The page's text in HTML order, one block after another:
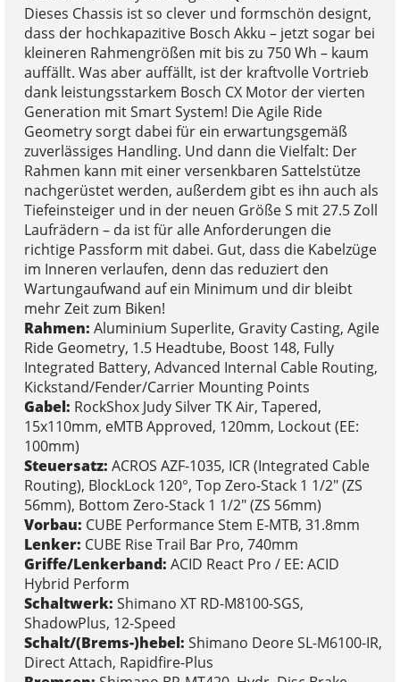
Dieses Chassis ist so clever und formschön designt,
dass der hochkapazitive Bosch Akku – jetzt sogar bei
kleineren Rahmengrößen mit bis zu 750 Wh – kaum
auffällt. Was aber auffällt, ist der kraftvolle Vortrieb
dank leistungsstarkem Bosch CX Motor der vierten
Generation mit Smart System! Die Agile Ride
Geometry sorgt dabei für ein erwartungsgemäß
zuverlässiges Handling. Und dann die Vielfalt: Der
Rahmen kann mit einer versenkbaren Sattelstütze
nachgerüstet werden, außerdem gibt es ihn auch als
Tiefeinsteiger und in der neuen Größe S mit 27.5 Zoll
Laufrädern – da ist für alle Anforderungen die
richtige Passform mit dabei. Gut, dass die Kabelzüge
im Inneren verlaufen, denn das reduziert den
Wartungaufwand auf ein Minimum und dir bleibt
mehr Zeit zum Biken!
Rahmen: Aluminium Superlite, Gravity Casting, Agile
Ride Geometry, 1.5 Headtube, Boost 148, Fully
Integrated Battery, Advanced Internal Cable Routing,
Kickstand/Fender/Carrier Mounting Points
Gabel: RockShox Judy Silver TK Air, Tapered,
15x110mm, eMTB Approved, 120mm, Lockout (EE:
100mm)
Steuersatz: ACROS AZF-1035, ICR (Integrated Cable
Routing), BlockLock 120°, Top Zero-Stack 1 1/2" (ZS
56mm), Bottom Zero-Stack 1 1/2" (ZS 56mm)
Vorbau: CUBE Performance Stem E-MTB, 31.8mm
Lenker: CUBE Rise Trail Bar Pro, 740mm
Griffe/Lenkerband: ACID React Pro / EE: ACID
Hybrid Perform
Schaltwerk: Shimano XT RD-M8100-SGS,
ShadowPlus, 12-Speed
Schalt/(Brems-)hebel: Shimano Deore SL-M6100-IR,
Direct Attach, Rapidfire-Plus